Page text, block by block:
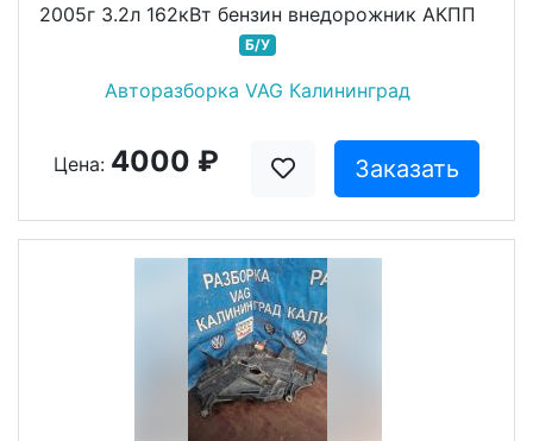
2005г 3.2л 162кВт бензин внедорожник АКПП
Б/У
Авторазборка VAG Калининград
Цена: 4000 ₽ Заказать